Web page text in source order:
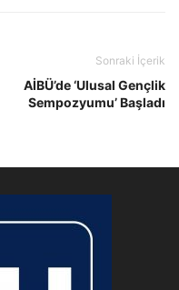
Sonraki İçerik
AİBÜ’de ‘Ulusal Gençlik
Sempozyumu’ Başladı